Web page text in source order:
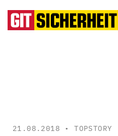
21.08.2018 •TOPSTORY